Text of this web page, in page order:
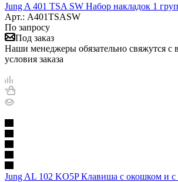
Jung A 401 TSA SW Набор накладок 1
Арт.: A401TSASW
По запросу
Под заказ
Наши менеджеры обязательно свяжутся с
условия заказа
Jung AL 102 KO5P Клавиша с окошком и